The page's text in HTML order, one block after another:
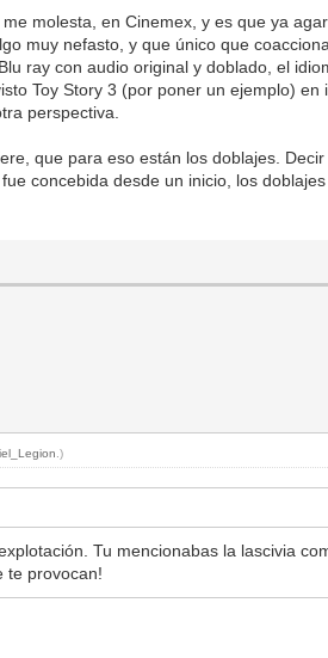
molesta, en Cinemex, y es que ya
muy nefasto, y que único que
ray con audio original y doblado, el
Toy Story 3 (por poner un ejemplo)
perspectiva.
que para eso están los doblajes.
concebida desde un inicio, los
.)
Tu mencionabas la lascivia
te provocan!